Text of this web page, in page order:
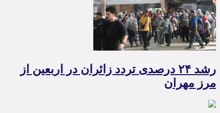
رشد ۲۴ درصدی تردد زائران در اربعین از
مرز مهران